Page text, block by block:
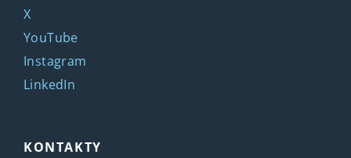
X
YouTube
Instagram
LinkedIn
KONTAKTY